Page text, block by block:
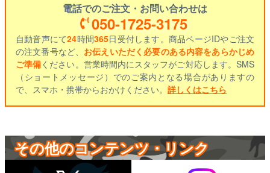
電話でのご注文・お問い合わせは
050-1725-3175
自動音声にて24時間365日受付します。商品ページIDやご注文
の注文番号など、 お伝えいただく必要のある内容をあらかじめ
ご準備ください。営業時間内にスタッフがご対応します。SMS
（ショートメッセージ）でのご案内となる場合がありますの
で、スマホ・携帯からおかけください。 詳しくはこちら
その他のコンテンツ・リンク